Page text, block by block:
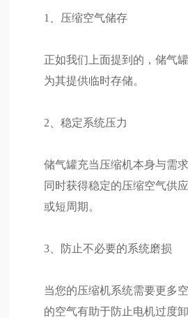
1、压缩空气储存
正如我们上面提到的，储气
为其提供临时存储。
2、稳定系统压力
储气罐充当压缩机本身与需
同时获得稳定的压缩空气供
或短周期。
3、防止不必要的系统磨损
当您的压缩机系统需要更多
的空气有助于防止电机过度